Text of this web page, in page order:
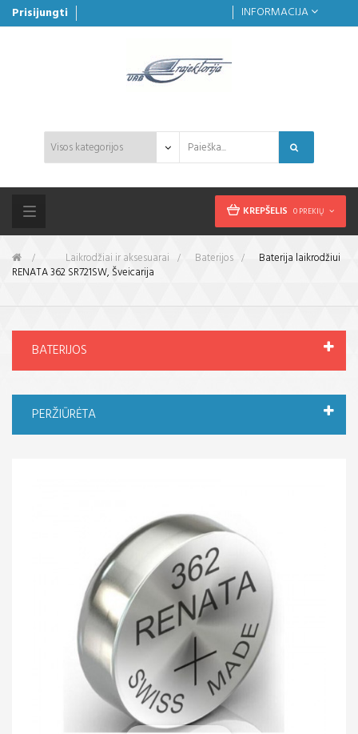
Prisijungti INFORMACIJA
KREPŠELIS 0 PREKIŲ
Toggle
navigation
&gt; Laikrodžiai ir aksesuarai > Baterijos >
Baterija laikrodžiui
RENATA 362 SR721SW, Šveicarija
BATERIJOS
PERŽIŪRĖTA